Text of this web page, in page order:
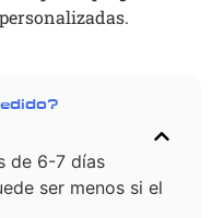
de 6-7 días
ser menos si el